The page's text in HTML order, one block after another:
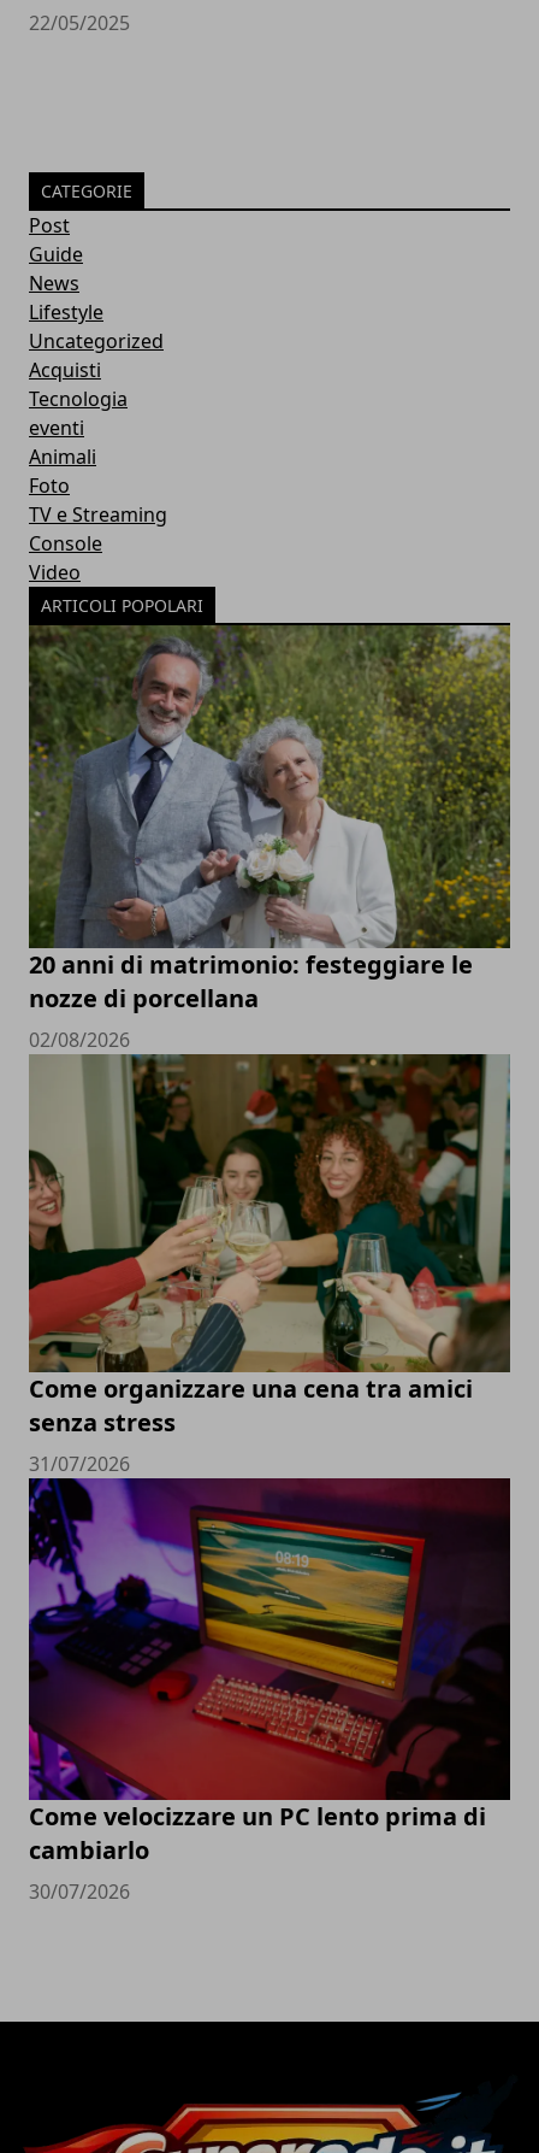
22/05/2025
CATEGORIE
Post
Guide
News
Lifestyle
Uncategorized
Acquisti
Tecnologia
eventi
Animali
Foto
TV e Streaming
Console
Video
ARTICOLI POPOLARI
20 anni di matrimonio: festeggiare le
nozze di porcellana
02/08/2026
Come organizzare una cena tra amici
senza stress
31/07/2026
Come velocizzare un PC lento prima di
cambiarlo
30/07/2026